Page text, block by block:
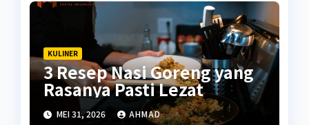
KULINER
3 Resep Nasi Goreng yang
Rasanya Pasti Lezat
MEI 31, 2026 AHMAD